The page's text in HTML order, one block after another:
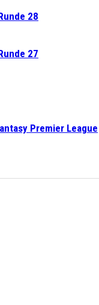
28
27
Premier League